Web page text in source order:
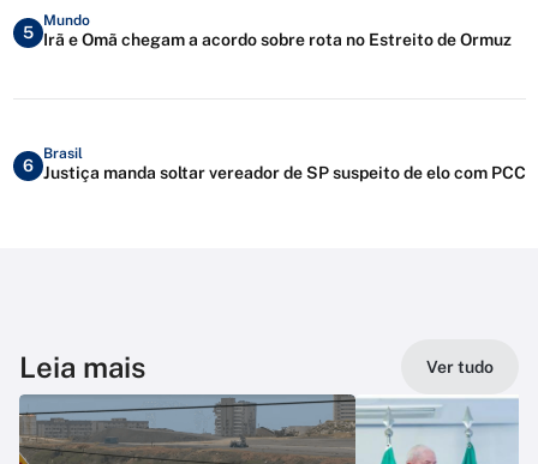
5
Mundo
Irã e Omã chegam a acordo sobre rota no Estreito de Ormuz
6
Brasil
Justiça manda soltar vereador de SP suspeito de elo com PCC
Leia mais Ver tudo